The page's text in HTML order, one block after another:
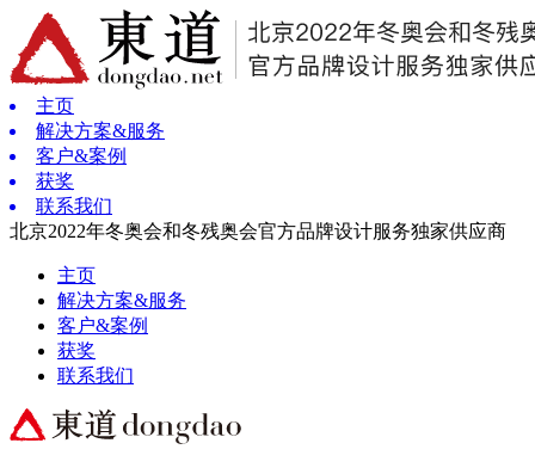
主页
解决方案&服务
客户&案例
获奖
联系我们
北京2022年冬奥会和冬残奥会官方品牌设计服务独家供应商
主页
解决方案&服务
客户&案例
获奖
联系我们